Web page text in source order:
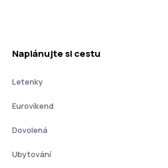
Naplánujte si cestu
Letenky
Eurovíkend
Dovolená
Ubytování